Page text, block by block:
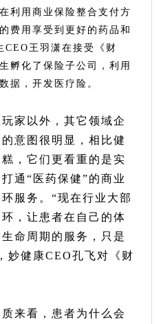
利用商业保险整合支付方
费用享受到更好的药品和
CEO王羽潇在接受《财
孵化了保险子公司，利用
据，开发医疗险。
家以外，其它领域企
意图很明显，相比健
，它们更看重的是实
通“医药保健”的商业
服务。“现在行业大部
，让患者在自己的体
命周期的服务，只是
妙健康CEO孔飞对《财
来看，患者为什么会